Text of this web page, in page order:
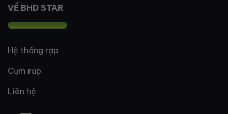
VỀ BHD STAR
Hệ thống rạp
Cụm rạp
Liên hệ